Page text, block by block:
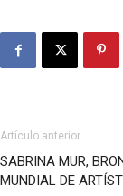
Artículo anterior
SABRINA MUR,
MUNDIAL DE